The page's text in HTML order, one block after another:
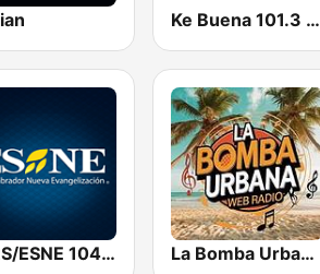
Ke Buena 101.3 FM
KURS/ESNE 1040 AM - El Sembrador Radio Catolica La Bomba Urbana Web Radio